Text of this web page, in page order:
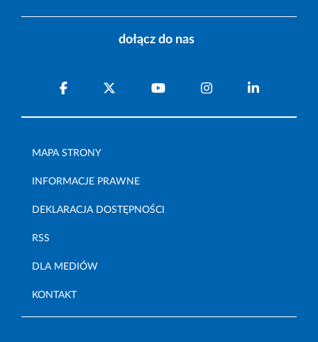
dołącz do nas
MAPA STRONY
INFORMACJE PRAWNE
DEKLARACJA DOSTĘPNOŚCI
RSS
DLA MEDIÓW
KONTAKT